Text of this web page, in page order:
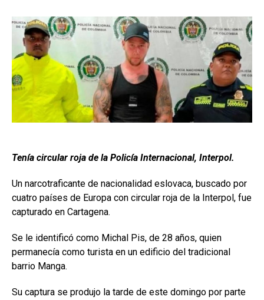
Tenía circular roja de la Policía Internacional, Interpol.
Un narcotraficante de nacionalidad eslovaca, buscado por
cuatro países de Europa con circular roja de la Interpol, fue
capturado en Cartagena.
Se le identificó como Michal Pis, de 28 años, quien
permanecía como turista en un edificio del tradicional
barrio Manga.
Su captura se produjo la tarde de este domingo por parte